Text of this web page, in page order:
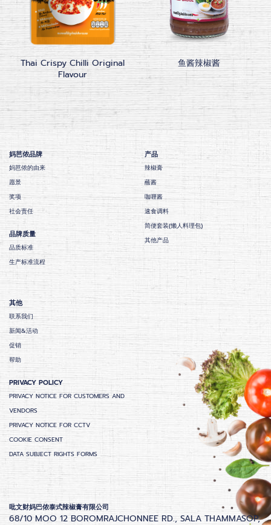
Thai Crispy Chilli Original
Flavour
鱼酱辣椒酱
妈芭侬品牌
妈芭侬的由来
愿景
奖项
社会责任
品牌质量
品质标准
生产标准流程
产品
辣椒膏
蘸酱
咖喱酱
速食调料
简便套装(懒人料理包)
其他产品
其他
联系我们
新闻&活动
促销
帮助
PRIVACY POLICY
PRIVACY NOTICE FOR CUSTOMERS AND
VENDORS
PRIVACY NOTICE FOR CCTV
COOKIE CONSENT
DATA SUBJECT RIGHTS FORMS
吡文财妈巴侬泰式辣椒膏有限公司
68/10 MOO 12 BOROMRAJCHONNEE RD., SALA THAMMASOP,